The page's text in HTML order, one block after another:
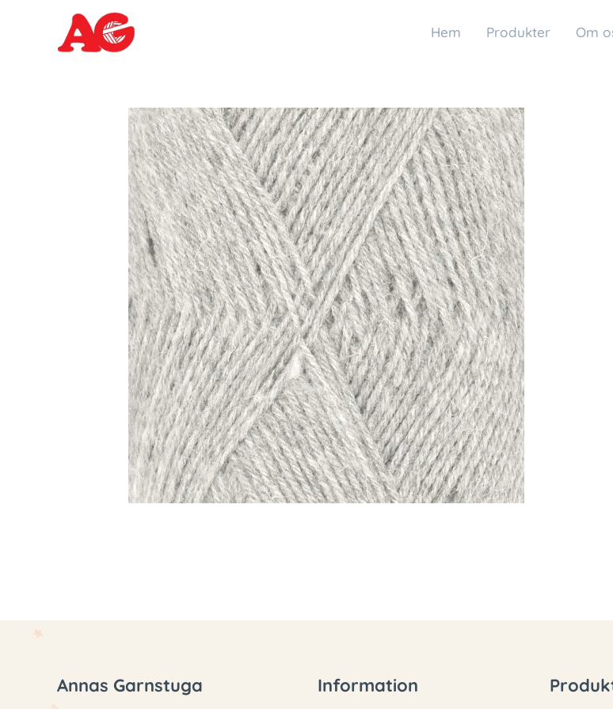
Hem Produkter Om
Annas Garnstuga Information